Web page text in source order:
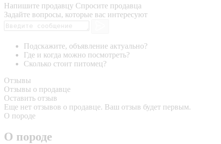
Напишите продавцу Спросите продавца
Задайте вопросы, которые вас интересуют
Подскажите, объявление актуально?
Где и когда можно посмотреть?
Сколько стоит питомец?
Отзывы
Отзывы о продавце
Оставить отзыв
Еще нет отзывов о продавце. Ваш отзыв будет первым.
О породе
О породе